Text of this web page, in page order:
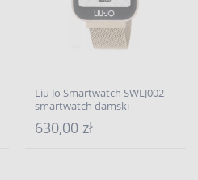
Liu Jo Smartwatch SWLJ002 -
smartwatch damski
630,00 zł